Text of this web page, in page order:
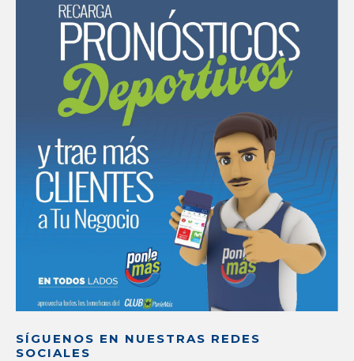
SÍGUENOS EN NUESTRAS REDES
SOCIALES